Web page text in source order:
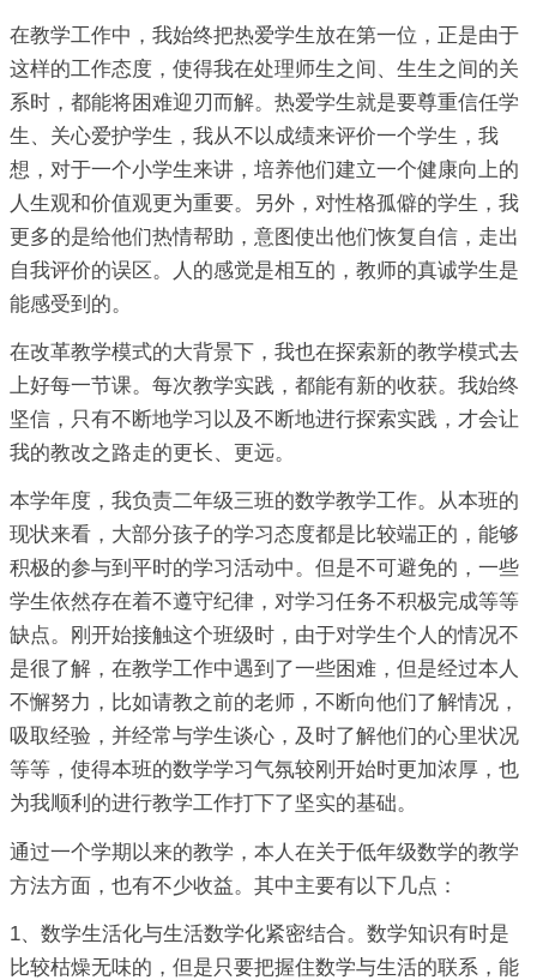
在教学工作中，我始终把热爱学生放在第一位，正是由于
这样的工作态度，使得我在处理师生之间、生生之间的关
系时，都能将困难迎刃而解。热爱学生就是要尊重信任学
生、关心爱护学生，我从不以成绩来评价一个学生，我
想，对于一个小学生来讲，培养他们建立一个健康向上的
人生观和价值观更为重要。另外，对性格孤僻的学生，我
更多的是给他们热情帮助，意图使出他们恢复自信，走出
自我评价的误区。人的感觉是相互的，教师的真诚学生是
能感受到的。
在改革教学模式的大背景下，我也在探索新的教学模式去
上好每一节课。每次教学实践，都能有新的收获。我始终
坚信，只有不断地学习以及不断地进行探索实践，才会让
我的教改之路走的更长、更远。
本学年度，我负责二年级三班的数学教学工作。从本班的
现状来看，大部分孩子的学习态度都是比较端正的，能够
积极的参与到平时的学习活动中。但是不可避免的，一些
学生依然存在着不遵守纪律，对学习任务不积极完成等等
缺点。刚开始接触这个班级时，由于对学生个人的情况不
是很了解，在教学工作中遇到了一些困难，但是经过本人
不懈努力，比如请教之前的老师，不断向他们了解情况，
吸取经验，并经常与学生谈心，及时了解他们的心里状况
等等，使得本班的数学学习气氛较刚开始时更加浓厚，也
为我顺利的进行教学工作打下了坚实的基础。
通过一个学期以来的教学，本人在关于低年级数学的教学
方法方面，也有不少收益。其中主要有以下几点：
1、数学生活化与生活数学化紧密结合。数学知识有时是
比较枯燥无味的，但是只要把握住数学与生活的联系，能